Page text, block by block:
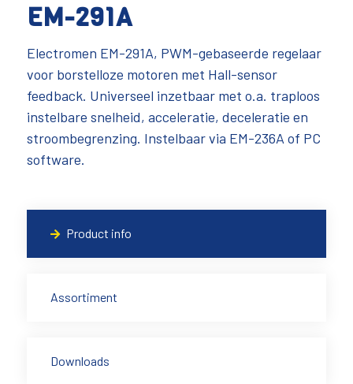
EM-291A
Electromen EM-291A, PWM-gebaseerde regelaar
voor borstelloze motoren met Hall-sensor
feedback. Universeel inzetbaar met o.a. traploos
instelbare snelheid, acceleratie, deceleratie en
stroombegrenzing. Instelbaar via EM-236A of PC
software.
Product info
Assortiment
Downloads